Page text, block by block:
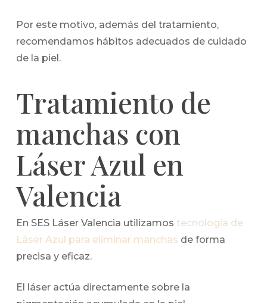
Por este motivo, además del tratamiento,
recomendamos hábitos adecuados de cuidado
de la piel.
Tratamiento de
manchas con
Láser Azul en
Valencia
En SES Láser Valencia utilizamos tecnología de
Láser Azul para eliminar manchas de forma
precisa y eficaz.
El láser actúa directamente sobre la